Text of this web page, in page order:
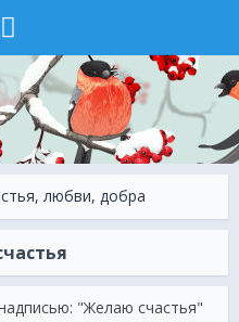
любви, добра
"Желаю счастья"